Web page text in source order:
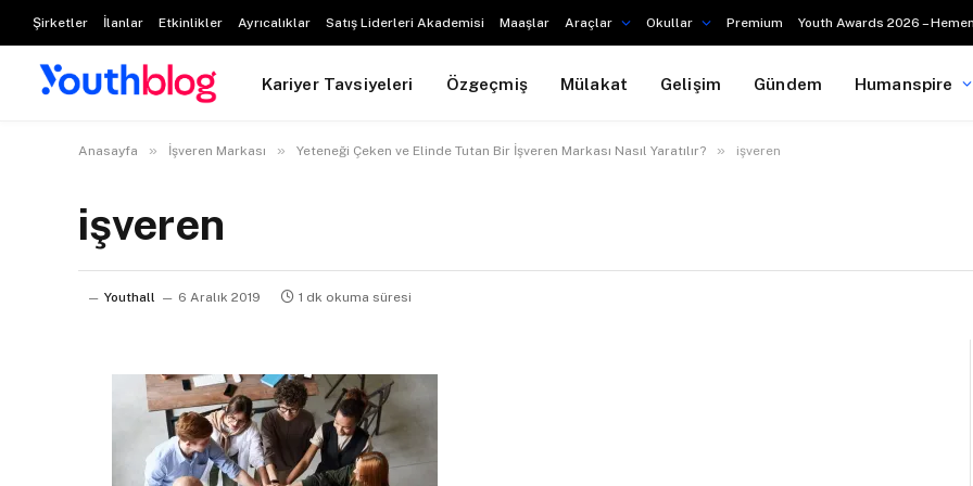
Şirketler İlanlar Etkinlikler Ayrıcalıklar Satış Liderleri Akademisi Maaşlar Araçlar Okullar Premium Youth Awards 2026 –
Kariyer Tavsiyeleri Özgeçmiş Mülakat Gelişim Gündem Humanspire
Anasayfa » İşveren Markası » Yeteneği Çeken ve Elinde Tutan Bir İşveren Markası Nasıl Yaratılır? » işveren
işveren
Youthall 6 Aralık 2019 1 dk okuma süresi